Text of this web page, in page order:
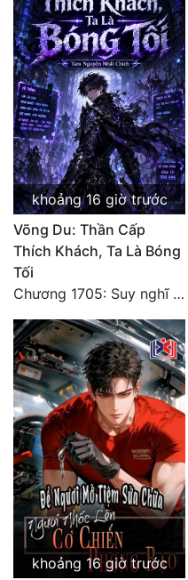
khoảng 16 giờ trước
Võng Du: Thần Cấp
Thích Khách, Ta Là Bóng
Tối
Chương 1705: Suy nghĩ sinh tồn của Vô Danh Tuyết!
khoảng 16 giờ trước